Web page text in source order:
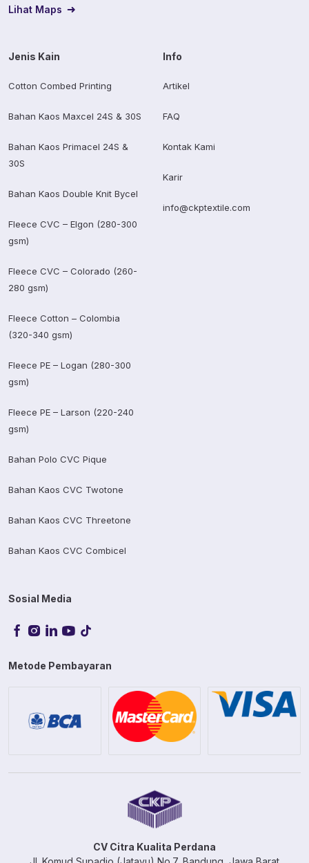
Lihat Maps
Jenis Kain
Cotton Combed Printing
Bahan Kaos Maxcel 24S & 30S
Bahan Kaos Primacel 24S &
30S
Bahan Kaos Double Knit Bycel
Fleece CVC – Elgon (280-300
gsm)
Fleece CVC – Colorado (260-
280 gsm)
Fleece Cotton – Colombia
(320-340 gsm)
Fleece PE – Logan (280-300
gsm)
Fleece PE – Larson (220-240
gsm)
Bahan Polo CVC Pique
Bahan Kaos CVC Twotone
Bahan Kaos CVC Threetone
Bahan Kaos CVC Combicel
Info
Artikel
FAQ
Kontak Kami
Karir
info@ckptextile.com
Sosial Media
Metode Pembayaran
CV Citra Kualita Perdana